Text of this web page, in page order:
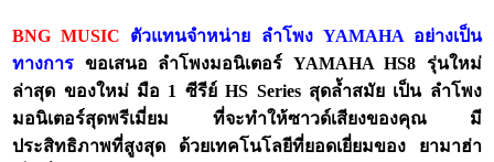
BNG MUSIC
ตัวแทนจำหน่าย ลำโพง YAMAHA อย่างเป็น
ทางการ ขอเสนอ ลำโพงมอนิเตอร์ YAMAHA HS8 รุ่นใหม่
ล่าสุด ของใหม่ มือ 1 ซีรีย์ HS Series สุดล้ำสมัย เป็น ลำโพง
มอนิเตอร์สุดพรีเมี่ยม ที่จะทำให้ซาวด์เสียงของคุณ มี
ประสิทธิภาพที่สูงสุด ด้วยเทคโนโลยีที่ยอดเยี่ยมของ ยามาฮ่า